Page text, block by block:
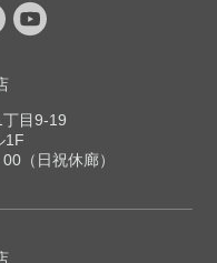
目9-19
1F
（日祝休廊）